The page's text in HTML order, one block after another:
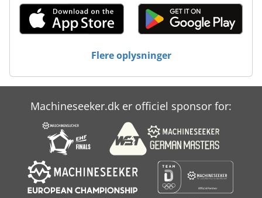
Flere oplysninger
Machineseeker.dk er officiel sponsor for: